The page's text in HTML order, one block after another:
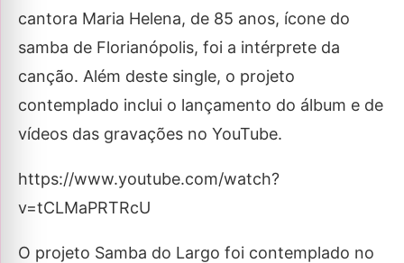
cantora Maria Helena, de 85 anos, ícone do
samba de Florianópolis, foi a intérprete da
canção. Além deste single, o projeto
contemplado inclui o lançamento do álbum e de
vídeos das gravações no YouTube.
https://www.youtube.com/watch?
v=tCLMaPRTRcU
O projeto Samba do Largo foi contemplado no